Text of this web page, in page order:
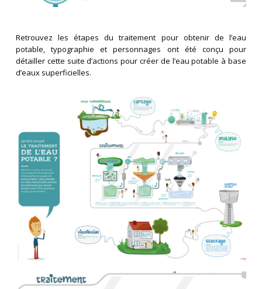
Retrouvez les étapes du traitement pour obtenir de l’eau
potable, typographie et personnages ont été conçu pour
détailler cette suite d’actions pour créer de l’eau potable à base
d’eaux superficielles.